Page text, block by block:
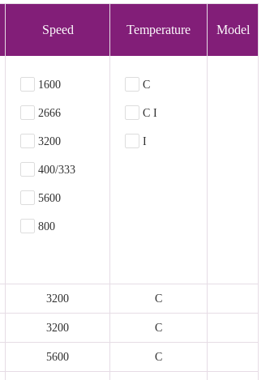
Speed Temperature Model
1600
2666
3200
400/333
5600
800
C
C I
I
3200 C
3200 C
5600 C